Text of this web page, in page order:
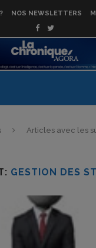
NOS NEWSLETTERS
Articles avec les
GESTION DES